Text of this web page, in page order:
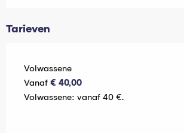
Tarieven
Tarieven 2026
Volwassene
Vanaf € 40,00
Volwassene: vanaf 40 €.